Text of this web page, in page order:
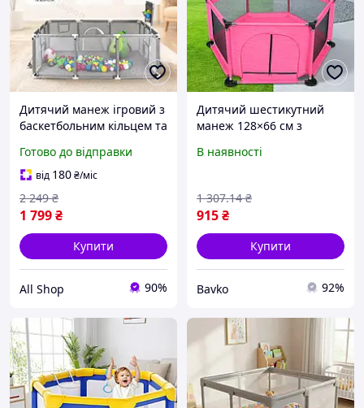
Дитячий манеж ігровий з
баскетбольним кільцем та
для малюків безпечна
зона гри вдома дітей
манежі
Готово до відправки
від 180₴/міс
1 799₴
2 249 ₴
Купити
All Shop 90%
Дитячий шестикутний
манеж 128×66 см з
Рожевий / Ігровий манеж
сіткою для малюка
В наявності
915₴
1 307.14 ₴
Купити
Bavko 92%